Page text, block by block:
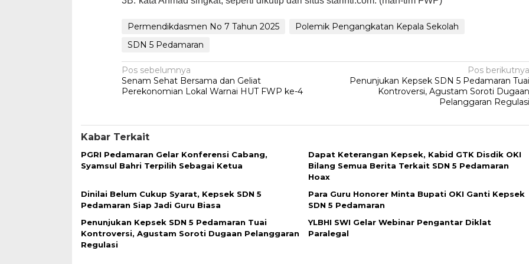
Permendikdasmen No 7 Tahun 2025
Polemik Pengangkatan Kepala Sekolah
SDN 5 Pedamaran
Navigasi
pos
Pos sebelumnya
Senam Sehat Bersama dan Geliat
Perekonomian Lokal Warnai HUT FWP ke-4
Pos berikutnya
Penunjukan Kepsek SDN 5 Pedamaran Tuai
Kontroversi, Agustam Soroti Dugaan
Pelanggaran Regulasi
Kabar Terkait
PGRI Pedamaran Gelar Konferensi Cabang,
Syamsul Bahri Terpilih Sebagai Ketua
Dapat Keterangan Kepsek, Kabid GTK Disdik OKI
Bilang Semua Berita Terkait SDN 5 Pedamaran
Hoax
Dinilai Belum Cukup Syarat, Kepsek SDN 5
Pedamaran Siap Jadi Guru Biasa
Para Guru Honorer Minta Bupati OKI Ganti Kepsek
SDN 5 Pedamaran
Penunjukan Kepsek SDN 5 Pedamaran Tuai
Kontroversi, Agustam Soroti Dugaan Pelanggaran
Regulasi
YLBHI SWI Gelar Webinar Pengantar Diklat
Paralegal